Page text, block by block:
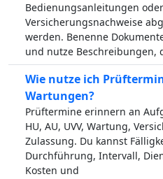
Bedienungsanleitungen oder
Versicherungsnachweise
werden. Benenne
und nutze Beschreibungen,
Wie nutze ich
Wartungen?
Prüftermine erinnern an
HU, AU, UVV, Wartung,
Zulassung. Du kannst
Durchführung, Intervall,
Kosten und